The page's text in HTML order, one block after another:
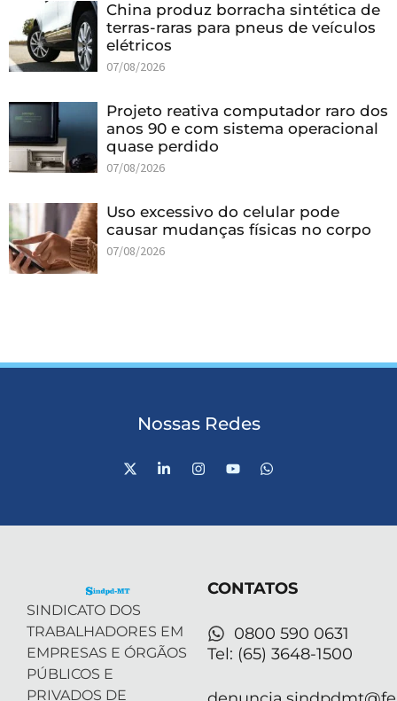
China produz borracha sintética de
terras-raras para pneus de veículos
elétricos
07/08/2026
Projeto reativa computador raro dos
anos 90 e com sistema operacional
quase perdido
07/08/2026
Uso excessivo do celular pode
causar mudanças físicas no corpo
07/08/2026
Nossas Redes
X
-
L
i
I
n
Y
o
W
h
SINDICATO DOS
TRABALHADORES EM
EMPRESAS E ÓRGÃOS
PÚBLICOS E
PRIVADOS DE
CONTATOS
0800 590 0631
Tel: (65) 3648-1500